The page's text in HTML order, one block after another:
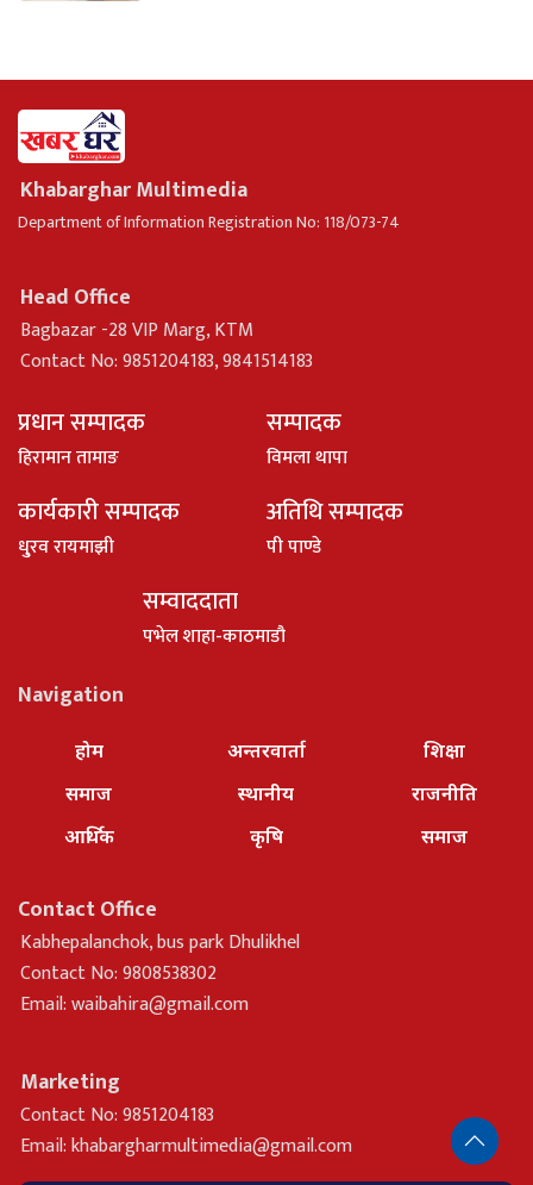
Khabarghar Multimedia
Department of Information Registration No: 118/073-74
Head Office
Bagbazar -28 VIP Marg, KTM
Contact No: 9851204183, 9841514183
प्रधान सम्पादक
हिरामान तामाङ
सम्पादक
विमला थापा
कार्यकारी सम्पादक
धु्रव रायमाझी
अतिथि सम्पादक
पी पाण्डे
सम्वाददाता
पभेल शाहा-काठमाडौ
Navigation
होम
समाज
आर्थिक
अन्तरवार्ता
स्थानीय
कृषि
शिक्षा
राजनीति
समाज
Contact Office
Kabhepalanchok, bus park Dhulikhel
Contact No: 9808538302
Email:waibahira@gmail.com
Marketing
Contact No: 9851204183
Email:khabargharmultimedia@gmail.com